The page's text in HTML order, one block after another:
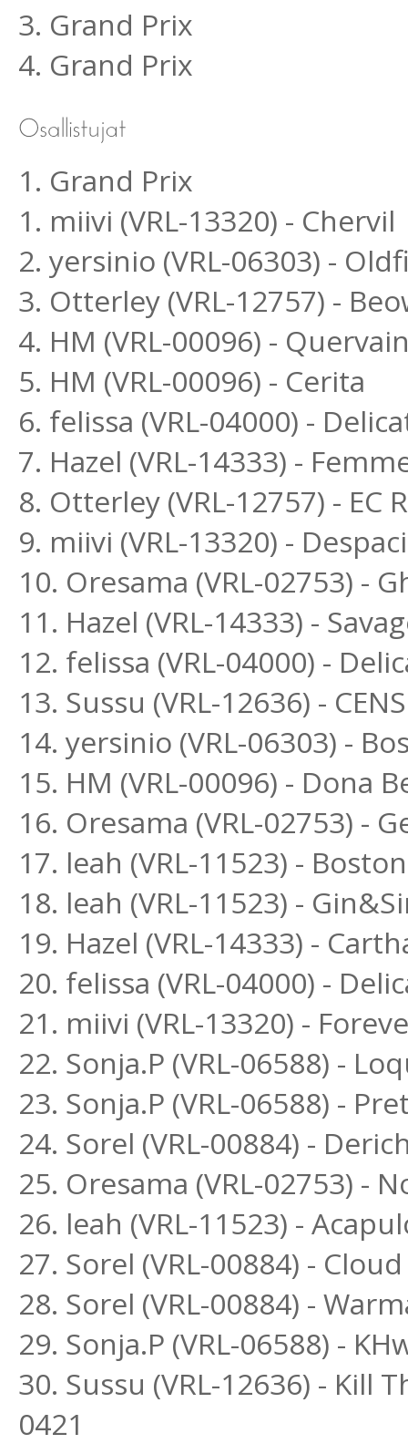
3. Grand Prix
4. Grand Prix
1. Grand Prix
1. miivi (VRL-13320) - Chervil
2. yersinio (VRL-06303) -
3. Otterley (VRL-12757) -
4. HM (VRL-00096) -
5. HM (VRL-00096) - Cerita
6. felissa (VRL-04000) -
7. Hazel (VRL-14333) -
8. Otterley (VRL-12757) - EC
9. miivi (VRL-13320) -
10. Oresama (VRL-02753) -
11. Hazel (VRL-14333) -
12. felissa (VRL-04000) -
13. Sussu (VRL-12636) -
14. yersinio (VRL-06303) -
15. HM (VRL-00096) - Dona
16. Oresama (VRL-02753) -
17. leah (VRL-11523) -
18. leah (VRL-11523) -
19. Hazel (VRL-14333) -
20. felissa (VRL-04000) -
21. miivi (VRL-13320) -
22. Sonja.P (VRL-06588) -
23. Sonja.P (VRL-06588) -
24. Sorel (VRL-00884) -
25. Oresama (VRL-02753) -
26. leah (VRL-11523) -
27. Sorel (VRL-00884) -
28. Sorel (VRL-00884) -
29. Sonja.P (VRL-06588) -
30. Sussu (VRL-12636) - Kill
0421